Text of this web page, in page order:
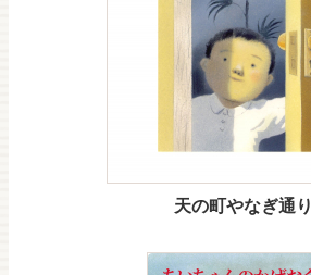
天の町やなぎ通り